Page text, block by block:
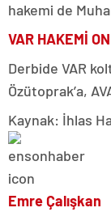
hakemi de
VAR HAKEMİ
Derbide VAR
Özütoprak’a,
Kaynak: İhlas
Emre Çalışkan